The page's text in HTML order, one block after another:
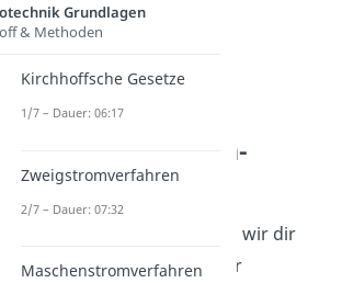
Übersicht Dioden-
Typen
In diesem Abschnitt geben wir dir
einen kurzen Überblick der
Grundlagen
& Methoden
Kirchhoffsche Gesetze
1/7 – Dauer: 06:17
Zweigstromverfahren
2/7 – Dauer: 07:32
Maschenstromverfahren